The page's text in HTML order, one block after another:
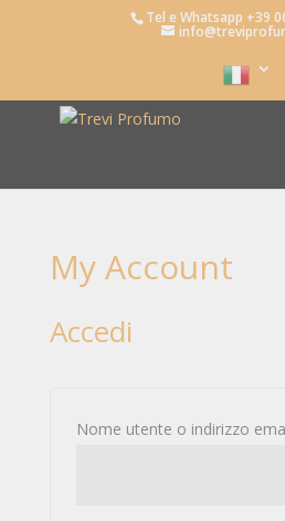
Tel e Whatsapp +39
My Account
Accedi
Nome utente o indirizzo